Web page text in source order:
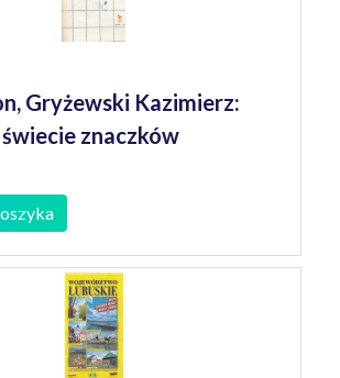
Gryżewski Kazimierz:
znaczków